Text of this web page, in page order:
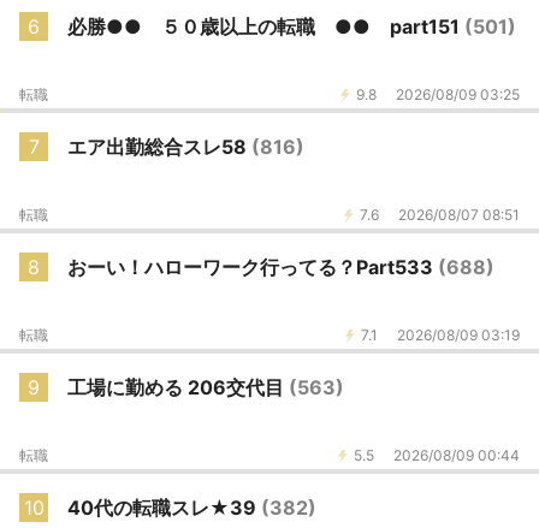
6 必勝●● ５０歳以上の転職 ●● part151 (501)
9.8 2026/08/09 03:25
転職
7 エア出勤総合スレ58 (816)
7.6 2026/08/07 08:51
転職
8 おーい！ハローワーク行ってる？Part533 (688)
7.1 2026/08/09 03:19
転職
9 工場に勤める 206交代目 (563)
5.5 2026/08/09 00:44
転職
10 40代の転職スレ★39 (382)